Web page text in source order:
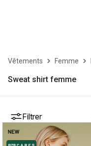
Vêtements Femme
Sweat shirt femme
Filtrer